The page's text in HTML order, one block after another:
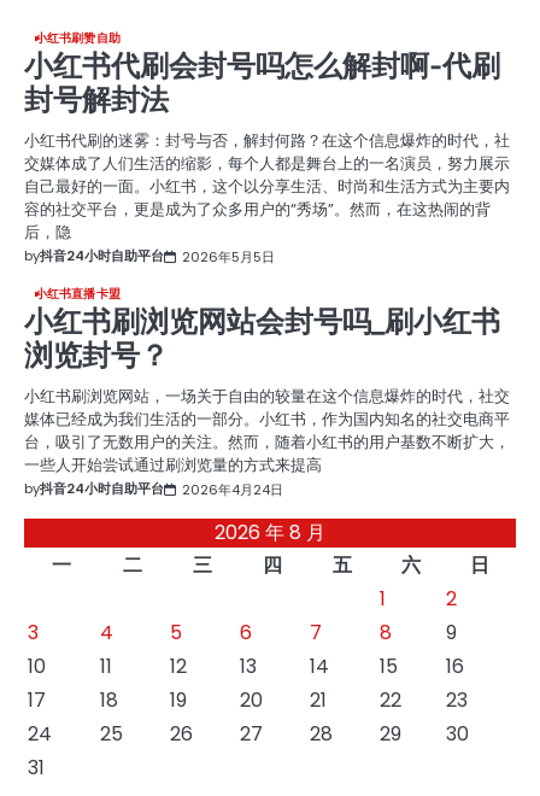
小红书刷赞自助
小红书代刷会封号吗怎么解封啊-代刷
封号解封法
小红书代刷的迷雾：封号与否，解封何路？在这个信息爆炸的时代，社
交媒体成了人们生活的缩影，每个人都是舞台上的一名演员，努力展示
自己最好的一面。小红书，这个以分享生活、时尚和生活方式为主要内
容的社交平台，更是成为了众多用户的“秀场”。然而，在这热闹的背
后，隐
by抖音24小时自助平台 2026年5月5日
小红书直播卡盟
小红书刷浏览网站会封号吗_刷小红书
浏览封号？
小红书刷浏览网站，一场关于自由的较量在这个信息爆炸的时代，社交
媒体已经成为我们生活的一部分。小红书，作为国内知名的社交电商平
台，吸引了无数用户的关注。然而，随着小红书的用户基数不断扩大，
一些人开始尝试通过刷浏览量的方式来提高
by抖音24小时自助平台 2026年4月24日
2026 年 8 月
一
二 三 四 五 六
日
1
2
3
4 5 6 7 8
9
10
11 12 13 14 15
16
17
18 19 20 21 22
23
24
25 26 27 28 29
30
31